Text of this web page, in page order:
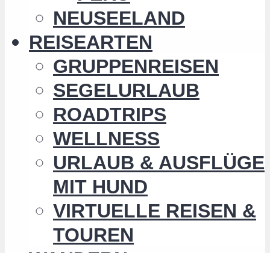
NEUSEELAND
REISEARTEN
GRUPPENREISEN
SEGELURLAUB
ROADTRIPS
WELLNESS
URLAUB & AUSFLÜGE
MIT HUND
VIRTUELLE REISEN &
TOUREN